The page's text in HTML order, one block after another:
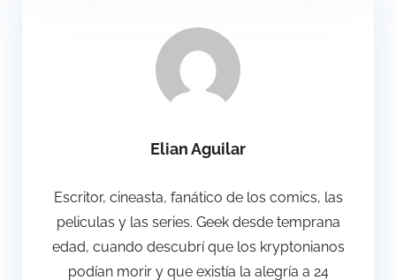
Elian Aguilar
Escritor, cineasta, fanático de los comics, las
peliculas y las series. Geek desde temprana
edad, cuando descubrí que los kryptonianos
podían morir y que existía la alegría a 24